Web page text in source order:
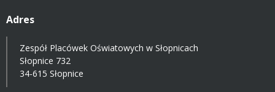
Adres
Zespół Placówek Oświatowych w Słopnicach
Słopnice 732
34-615 Słopnice